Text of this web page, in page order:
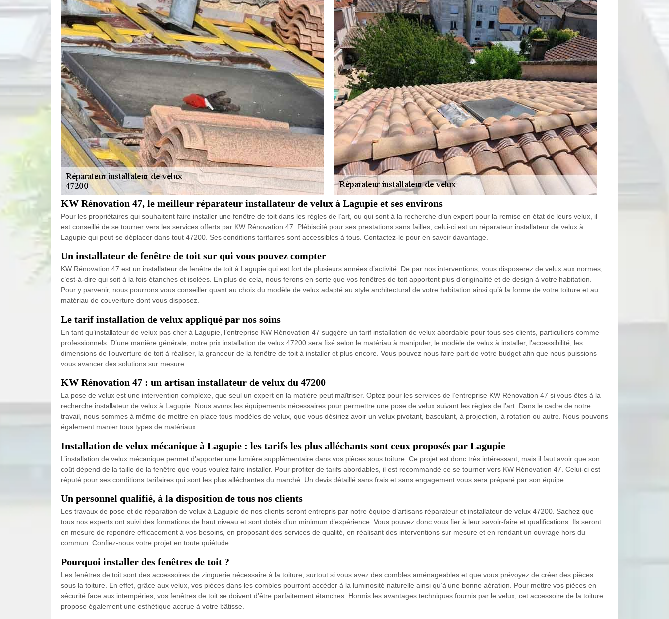
KW Rénovation 47, le meilleur réparateur installateur de velux à Lagupie et ses environs
Pour les propriétaires qui souhaitent faire installer une fenêtre de toit dans les règles de l’art, ou qui sont à la recherche d’un expert pour la remise en état de leurs velux, il
est conseillé de se tourner vers les services offerts par KW Rénovation 47. Plébiscité pour ses prestations sans failles, celui-ci est un réparateur installateur de velux à
Lagupie qui peut se déplacer dans tout 47200. Ses conditions tarifaires sont accessibles à tous. Contactez-le pour en savoir davantage.
Un installateur de fenêtre de toit sur qui vous pouvez compter
KW Rénovation 47 est un installateur de fenêtre de toit à Lagupie qui est fort de plusieurs années d’activité. De par nos interventions, vous disposerez de velux aux normes,
c’est-à-dire qui soit à la fois étanches et isolées. En plus de cela, nous ferons en sorte que vos fenêtres de toit apportent plus d’originalité et de design à votre habitation.
Pour y parvenir, nous pourrons vous conseiller quant au choix du modèle de velux adapté au style architectural de votre habitation ainsi qu’à la forme de votre toiture et au
matériau de couverture dont vous disposez.
Le tarif installation de velux appliqué par nos soins
En tant qu’installateur de velux pas cher à Lagupie, l’entreprise KW Rénovation 47 suggère un tarif installation de velux abordable pour tous ses clients, particuliers comme
professionnels. D’une manière générale, notre prix installation de velux 47200 sera fixé selon le matériau à manipuler, le modèle de velux à installer, l’accessibilité, les
dimensions de l’ouverture de toit à réaliser, la grandeur de la fenêtre de toit à installer et plus encore. Vous pouvez nous faire part de votre budget afin que nous puissions
vous avancer des solutions sur mesure.
KW Rénovation 47 : un artisan installateur de velux du 47200
La pose de velux est une intervention complexe, que seul un expert en la matière peut maîtriser. Optez pour les services de l’entreprise KW Rénovation 47 si vous êtes à la
recherche installateur de velux à Lagupie. Nous avons les équipements nécessaires pour permettre une pose de velux suivant les règles de l’art. Dans le cadre de notre
travail, nous sommes à même de mettre en place tous modèles de velux, que vous désiriez avoir un velux pivotant, basculant, à projection, à rotation ou autre. Nous pouvons
également manier tous types de matériaux.
Installation de velux mécanique à Lagupie : les tarifs les plus alléchants sont ceux proposés par Lagupie
L’installation de velux mécanique permet d’apporter une lumière supplémentaire dans vos pièces sous toiture. Ce projet est donc très intéressant, mais il faut avoir que son
coût dépend de la taille de la fenêtre que vous voulez faire installer. Pour profiter de tarifs abordables, il est recommandé de se tourner vers KW Rénovation 47. Celui-ci est
réputé pour ses conditions tarifaires qui sont les plus alléchantes du marché. Un devis détaillé sans frais et sans engagement vous sera préparé par son équipe.
Un personnel qualifié, à la disposition de tous nos clients
Les travaux de pose et de réparation de velux à Lagupie de nos clients seront entrepris par notre équipe d’artisans réparateur et installateur de velux 47200. Sachez que
tous nos experts ont suivi des formations de haut niveau et sont dotés d’un minimum d’expérience. Vous pouvez donc vous fier à leur savoir-faire et qualifications. Ils seront
en mesure de répondre efficacement à vos besoins, en proposant des services de qualité, en réalisant des interventions sur mesure et en rendant un ouvrage hors du
commun. Confiez-nous votre projet en toute quiétude.
Pourquoi installer des fenêtres de toit ?
Les fenêtres de toit sont des accessoires de zinguerie nécessaire à la toiture, surtout si vous avez des combles aménageables et que vous prévoyez de créer des pièces
sous la toiture. En effet, grâce aux velux, vos pièces dans les combles pourront accéder à la luminosité naturelle ainsi qu’à une bonne aération. Pour mettre vos pièces en
sécurité face aux intempéries, vos fenêtres de toit se doivent d’être parfaitement étanches. Hormis les avantages techniques fournis par le velux, cet accessoire de la toiture
propose également une esthétique accrue à votre bâtisse.